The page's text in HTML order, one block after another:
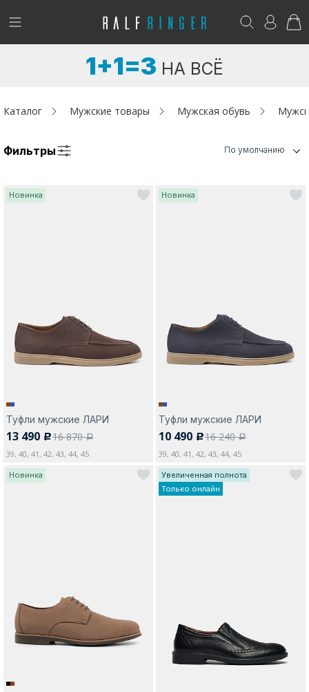
!
Женщинам
Да, все верно Изменить город
Возникли вопросы? - club@ralf.ru
1+1=3 НА ВСЁ
Каталог Мужские товары Мужская обувь
Фильтры По умолчанию
Новинка
Туфли мужские ЛАРИ
13 490 c16 870a
39, 40, 41, 42, 43, 44, 45
Новинка
Туфли мужские ЛАРИ
10 490 c16 240a
39, 40, 41, 42, 43, 44, 45
Новинка
Увеличенная полнота
Только онлайн